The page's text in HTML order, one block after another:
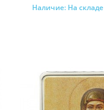
В корзину
Наличие: На складе